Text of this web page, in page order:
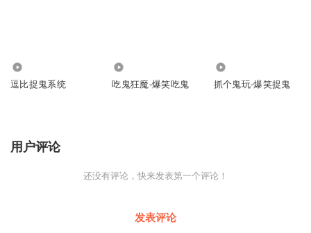
逗比捉鬼系统 吃鬼狂魔-爆笑吃鬼 抓个鬼玩-爆笑捉鬼
用户评论
还没有评论，快来发表第一个评论！
发表评论